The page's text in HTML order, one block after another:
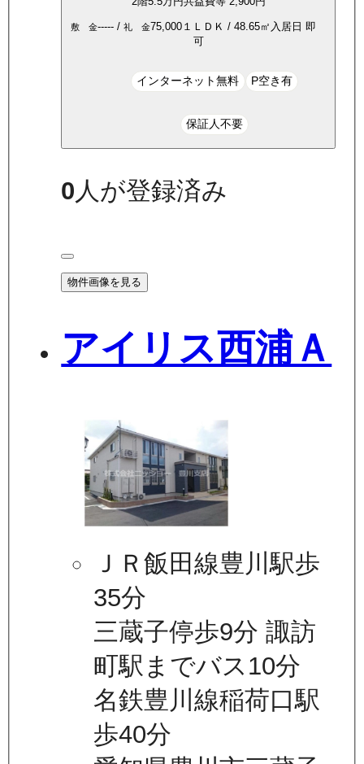
敷 金-----/ 礼 金75,000１ＬＤＫ / 48.65㎡ 入居日 即
可
インターネット無料 P空き有
保証人不要
0 人が登録済み
物件画像を見る
アイリス西浦Ａ
ＪＲ飯田線豊川駅歩
35分
三蔵子停歩9分 諏訪
町駅までバス10分
名鉄豊川線稲荷口駅
歩40分